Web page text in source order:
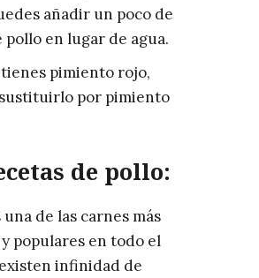
añadir un poco de
pollo en lugar de agua.
tienes pimiento rojo,
por pimiento
de pollo:
de las carnes más
populares en todo el
infinidad de